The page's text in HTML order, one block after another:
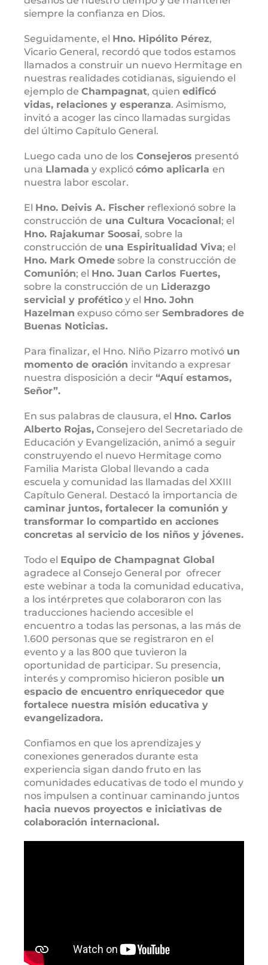
siempre la confianza en Dios.
Seguidamente, el Hno. Hipólito Pérez,
Vicario General, recordó que todos estamos
llamados a construir un nuevo Hermitage en
nuestras realidades cotidianas, siguiendo el
ejemplo de Champagnat, quien edificó
vidas, relaciones y esperanza. Asimismo,
invitó a acoger las cinco llamadas surgidas
del último Capítulo General.
Luego cada uno de los Consejeros presentó
una Llamada y explicó cómo aplicarla en
nuestra labor escolar.
El Hno. Deivis A. Fischer reflexionó sobre la
construcción de una Cultura Vocacional; el
Hno. Rajakumar Soosai, sobre la
construcción de una Espiritualidad Viva; el
Hno. Mark Omede sobre la construcción de
Comunión; el Hno. Juan Carlos Fuertes,
sobre la construcción de un Liderazgo
servicial y profético y el Hno. John
Hazelman expuso cómo ser Sembradores de
Buenas Noticias.
Para finalizar, el Hno. Niño Pizarro motivó un
momento de oración invitando a expresar
nuestra disposición a decir “Aquí estamos,
Señor”.
En sus palabras de clausura, el Hno. Carlos
Alberto Rojas, Consejero del Secretariado de
Educación y Evangelización, animó a seguir
construyendo el nuevo Hermitage como
Familia Marista Global llevando a cada
escuela y comunidad las llamadas del XXIII
Capítulo General. Destacó la importancia de
caminar juntos, fortalecer la comunión y
transformar lo compartido en acciones
concretas al servicio de los niños y jóvenes.
Todo el Equipo de Champagnat Global
agradece al Consejo General por ofrecer
este webinar a toda la comunidad educativa,
a los intérpretes que colaboraron con las
traducciones haciendo accesible el
encuentro a todas las personas, a las más de
1.600 personas que se registraron en el
evento y a las 800 que tuvieron la
oportunidad de participar. Su presencia,
interés y compromiso hicieron posible un
espacio de encuentro enriquecedor que
fortalece nuestra misión educativa y
evangelizadora.
Confiamos en que los aprendizajes y
conexiones generados durante esta
experiencia sigan dando fruto en las
comunidades educativas de todo el mundo y
nos impulsen a continuar caminando juntos
hacia nuevos proyectos e iniciativas de
colaboración internacional.